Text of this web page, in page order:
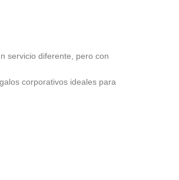
servicio diferente, pero con
corporativos ideales para